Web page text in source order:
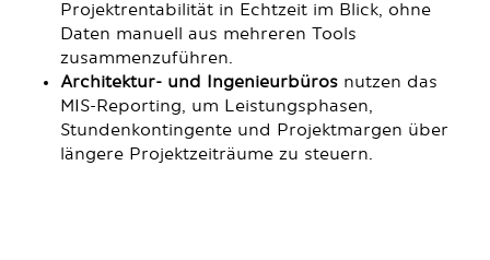
Projektrentabilität in Echtzeit im Blick, ohne
Daten manuell aus mehreren Tools
zusammenzuführen.
Architektur- und Ingenieurbüros nutzen das
MIS-Reporting, um Leistungsphasen,
Stundenkontingente und Projektmargen über
längere Projektzeiträume zu steuern.